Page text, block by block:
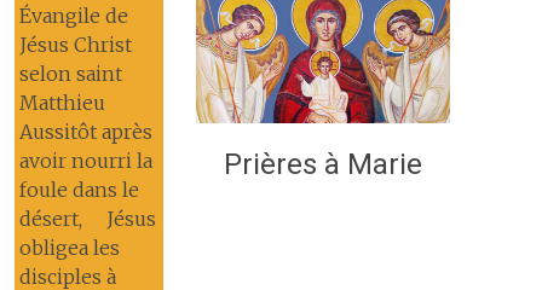
Évangile de
Jésus Christ
selon saint
Matthieu
Aussitôt après
avoir nourri la
foule dans le
désert, Jésus
obligea les
disciples à
Prières à Marie